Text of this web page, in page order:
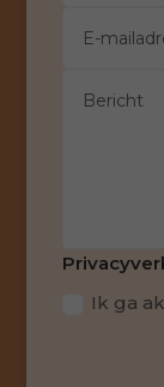
Ik ga